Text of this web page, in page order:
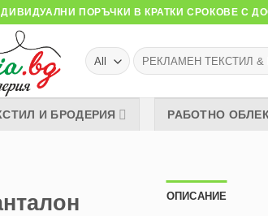
ПОРЪЧКИ В КРАТКИ СРОКОВЕ С
Търсене
за:
И БРОДЕРИЯ РАБОТНО
ОПИСАНИЕ